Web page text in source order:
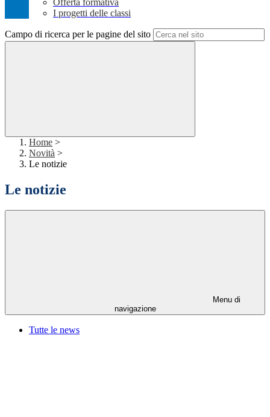
Offerta formativa
I progetti delle classi
Campo di ricerca per le pagine del sito
Home >
Novità >
Le notizie
Le notizie
Menu di
navigazione
Tutte le news